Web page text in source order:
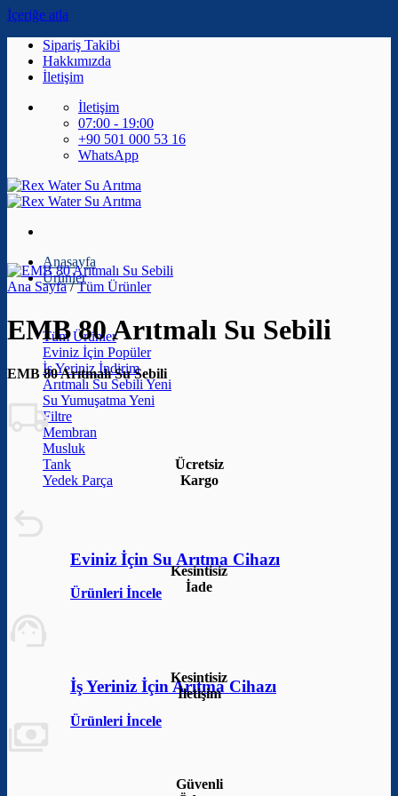
İçeriğe atla
Sipariş Takibi
Hakkımızda
İletişim
İletişim
07:00 - 19:00
+90 501 000 53 16
WhatsApp
Anasayfa
Ürünler
Tüm Ürünler
Eviniz İçin
İş Yeriniz
Arıtmalı Su Sebili
Su Yumuşatma
Filtre
Membran
Musluk
Tank
Yedek Parça
Eviniz İçin Su Arıtma Cihazı
Ürünleri İncele
İş Yeriniz İçin Arıtma Cihazı
Ürünleri İncele
Ana Sayfa / Tüm Ürünler
EMB 80 Arıtmalı Su Sebili
EMB 80 Arıtmalı Su Sebili
Ücretsiz
Kargo
Kesintisiz
İade
Kesintisiz
İletişim
Güvenli